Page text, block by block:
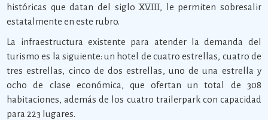
históricas que datan del siglo XVIII, le permiten sobresalir
estatalmente en este rubro.
La infraestructura existente para atender la demanda del
turismo es la siguiente: un hotel de cuatro estrellas, cuatro de
tres estrellas, cinco de dos estrellas, uno de una estrella y
ocho de clase económica, que ofertan un total de 308
habitaciones, además de los cuatro trailerpark con capacidad
para 223 lugares.